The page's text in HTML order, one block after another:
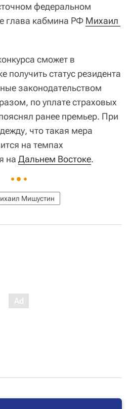
федеральном
глава кабмина РФ Михаил
сможет в
получить статус резидента
законодательством
по уплате страховых
ранее премьер. При
что такая мера
на темпах
на Дальнем Востоке.
Мишустин